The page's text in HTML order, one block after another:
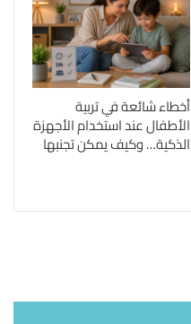
أخطاء شائعة في تربية
الأطفال عند استخدام الأجهزة
الذكية… وكيف يمكن تجنبها